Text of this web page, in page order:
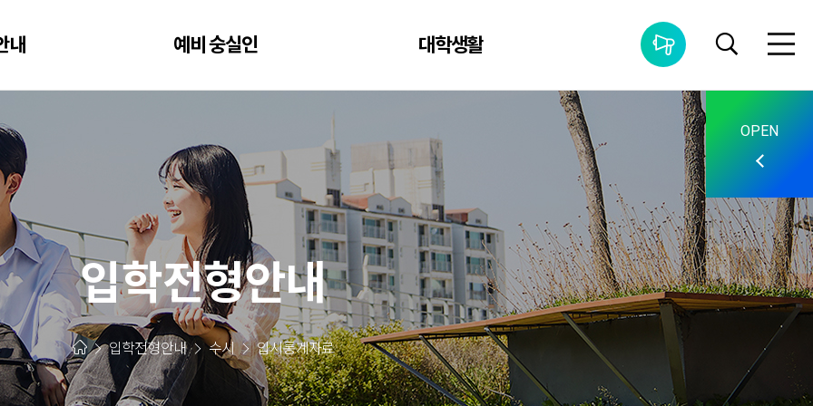
내 예비 숭실인 대학생활
통합공지사항
입학전형안내
입학전형안내 수시 입시통계자료